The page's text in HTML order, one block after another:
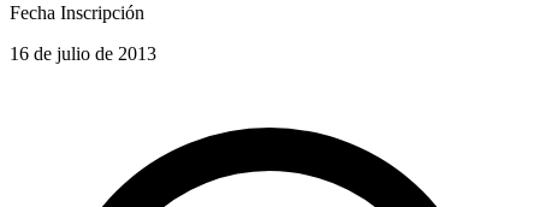
Fecha Inscripción
16 de julio de 2013